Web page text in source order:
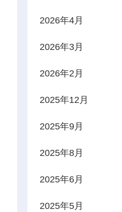
2026年4月
2026年3月
2026年2月
2025年12月
2025年9月
2025年8月
2025年6月
2025年5月